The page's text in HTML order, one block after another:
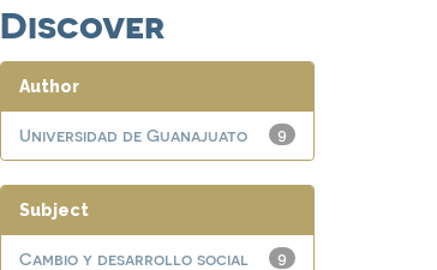
Discover
Author
9
Universidad de Guanajuato
Subject
9
Cambio y desarrollo social